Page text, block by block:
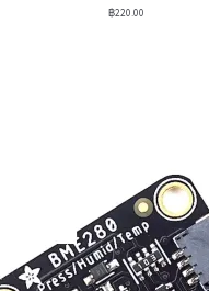
฿220.00